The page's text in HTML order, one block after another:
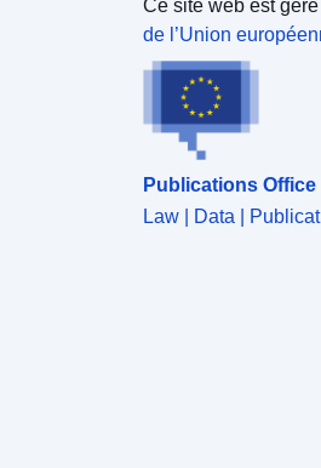
Ce site web est géré
de l’Union
Publications
Law | Data |